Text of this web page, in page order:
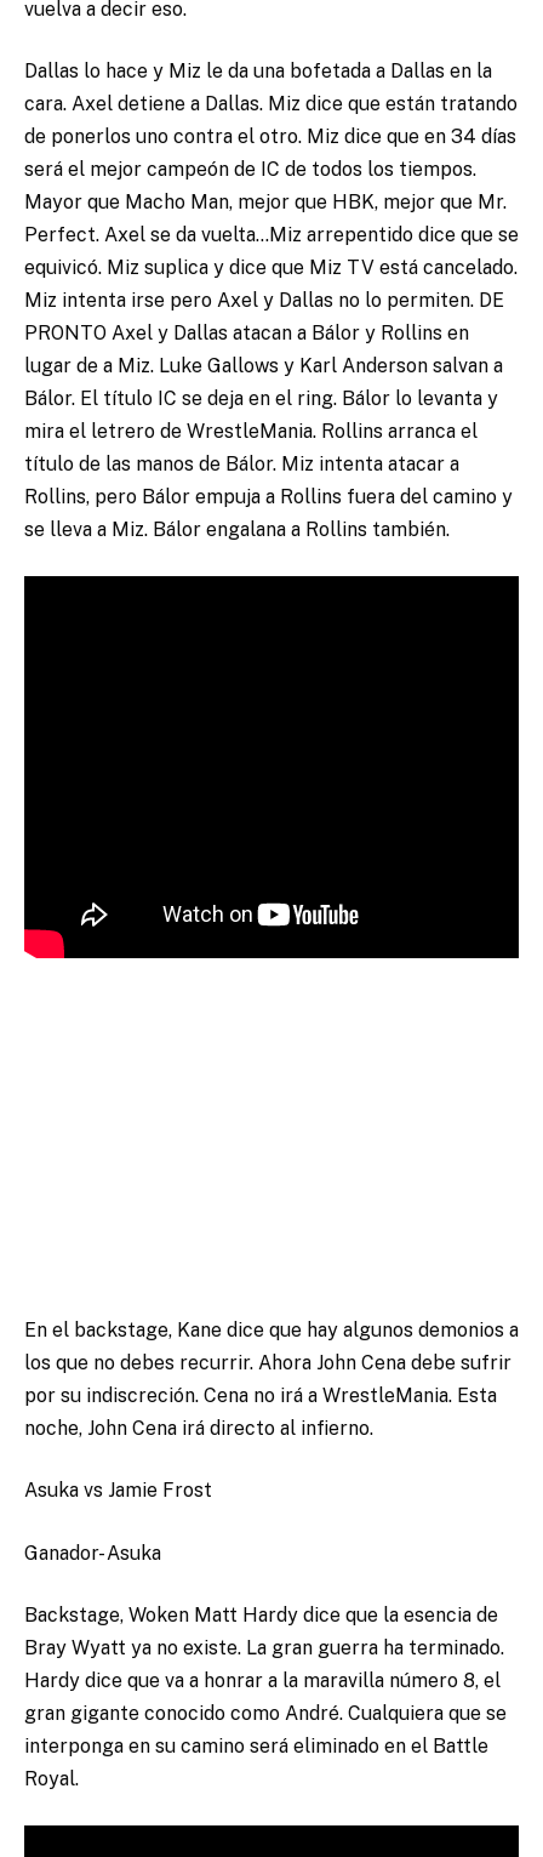
vuelva a decir eso.
Dallas lo hace y Miz le da una bofetada a Dallas en la
cara. Axel detiene a Dallas. Miz dice que están tratando
de ponerlos uno contra el otro. Miz dice que en 34 días
será el mejor campeón de IC de todos los tiempos.
Mayor que Macho Man, mejor que HBK, mejor que Mr.
Perfect. Axel se da vuelta…Miz arrepentido dice que se
equivicó. Miz suplica y dice que Miz TV está cancelado.
Miz intenta irse pero Axel y Dallas no lo permiten. DE
PRONTO Axel y Dallas atacan a Bálor y Rollins en
lugar de a Miz. Luke Gallows y Karl Anderson salvan a
Bálor. El título IC se deja en el ring. Bálor lo levanta y
mira el letrero de WrestleMania. Rollins arranca el
título de las manos de Bálor. Miz intenta atacar a
Rollins, pero Bálor empuja a Rollins fuera del camino y
se lleva a Miz. Bálor engalana a Rollins también.
En el backstage, Kane dice que hay algunos demonios a
los que no debes recurrir. Ahora John Cena debe sufrir
por su indiscreción. Cena no irá a WrestleMania. Esta
noche, John Cena irá directo al infierno.
Asuka vs Jamie Frost
Ganador- Asuka
Backstage, Woken Matt Hardy dice que la esencia de
Bray Wyatt ya no existe. La gran guerra ha terminado.
Hardy dice que va a honrar a la maravilla número 8, el
gran gigante conocido como André. Cualquiera que se
interponga en su camino será eliminado en el Battle
Royal.